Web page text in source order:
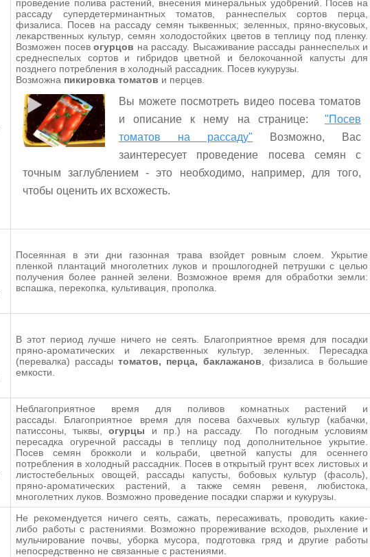
проведение полива растений, внесения минеральных удобрений. Посев на
рассаду супердетерминантных томатов, раннеспелых сортов перца,
физалиса. Посев на рассаду семян тыквенных; зеленных, пряно-вкусовых,
лекарственных культур, семян холодостойких цветов в теплицу под пленку.
Возможен посев огурцов на рассаду. Высаживание рассады раннеспелых и
среднеспелых сортов и гибридов цветной и белокочанной капусты для
позднего потребления в холодный рассадник. Посев кукурузы.
Возможна пикировка томатов и перцев.
Вы можете посмотреть видео посева томатов
и описание к нему на странице: "Посев
томатов на рассаду" Возможно, Вас
заинтересует проведение посева семян с
точным заглублением - это необходимо, например, для того,
чтобы оценить их всхожесть.
Посеянная в эти дни газонная трава взойдет ровным слоем. Укрытие
пленкой плантаций многолетних луков и прошлогодней петрушки с целью
получения более ранней зелени. Возможное время для обработки земли:
вспашка, перекопка, культивация, прополка.
В этот период лучше ничего не сеять. Благоприятное время для посадки
пряно-ароматических и лекарственных культур, зеленных. Пересадка
(перевалка) рассадытоматов, перца, баклажанов , физалиса в большие
емкости.
Неблагоприятное время для поливов комнатных растений и
рассады. Благоприятное время для посева бахчевых культур (кабачки,
патиссоны, тыквы,огурцы и пр.) на рассаду. По погодным условиям
пересадка огуречной рассады в теплицу под дополнительное укрытие.
Посев семян брокколи и кольраби, цветной капусты для осеннего
потребления в холодный рассадник. Посев в открытый грунт всех листовых и
листостебельных овощей, рассады капусты, бобовых культур (фасоль),
пряно-ароматических растений, а также семян ревеня, любистока,
многолетних луков. Возможно проведение посадки спаржи и кукурузы.
Не рекомендуется ничего сеять, сажать, пересаживать, проводить какие-
либо работы с растениями. Возможно прореживание всходов, рыхление и
мульчирование почвы, уборка мусора, подготовка гряд и другие работы
непосредственно не связанные с растениями.